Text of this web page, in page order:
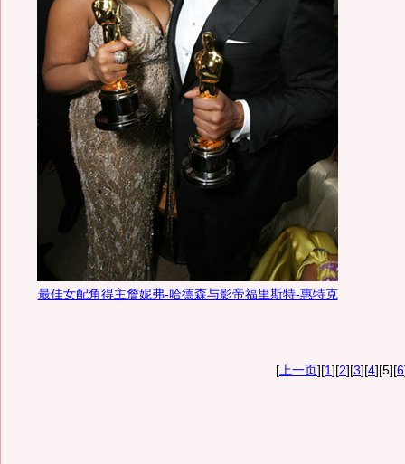
最佳女配角得主詹妮弗-哈德森与影帝福里斯特-惠特克
[ 上一页][1][2][3][4][5][6